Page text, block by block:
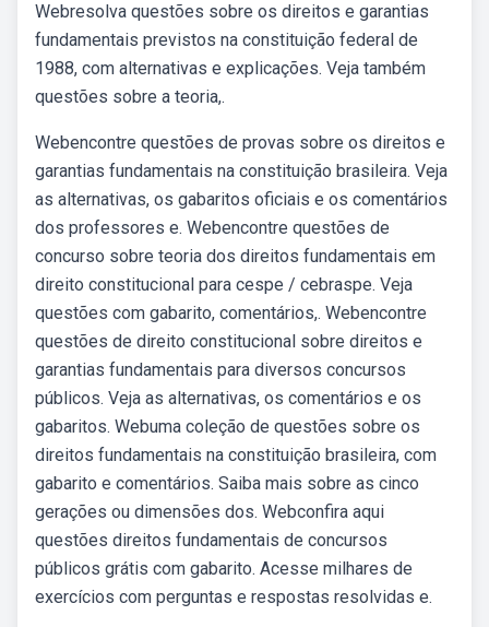
Webresolva questões sobre os direitos e garantias
fundamentais previstos na constituição federal de
1988, com alternativas e explicações. Veja também
questões sobre a teoria,.
Webencontre questões de provas sobre os direitos e
garantias fundamentais na constituição brasileira. Veja
as alternativas, os gabaritos oficiais e os comentários
dos professores e. Webencontre questões de
concurso sobre teoria dos direitos fundamentais em
direito constitucional para cespe / cebraspe. Veja
questões com gabarito, comentários,. Webencontre
questões de direito constitucional sobre direitos e
garantias fundamentais para diversos concursos
públicos. Veja as alternativas, os comentários e os
gabaritos. Webuma coleção de questões sobre os
direitos fundamentais na constituição brasileira, com
gabarito e comentários. Saiba mais sobre as cinco
gerações ou dimensões dos. Webconfira aqui
questões direitos fundamentais de concursos
públicos grátis com gabarito. Acesse milhares de
exercícios com perguntas e respostas resolvidas e.